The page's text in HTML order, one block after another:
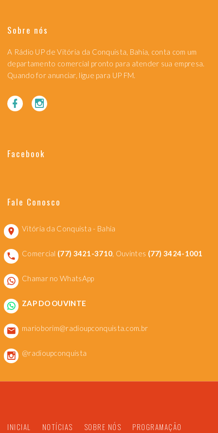
Sobre nós
A Rádio UP de Vitória da Conquista, Bahia, conta com um
departamento comercial pronto para atender sua empresa.
Quando for anunciar, ligue para UP FM.
Facebook
Fale Conosco
Vitória da Conquista - Bahia
Comercial (77) 3421-3710, Ouvintes (77) 3424-1001
Chamar no WhatsApp
ZAP DO OUVINTE
marioborim@radioupconquista.com.br
@radioupconquista
INICIAL NOTÍCIAS SOBRE NÓS PROGRAMAÇÃO